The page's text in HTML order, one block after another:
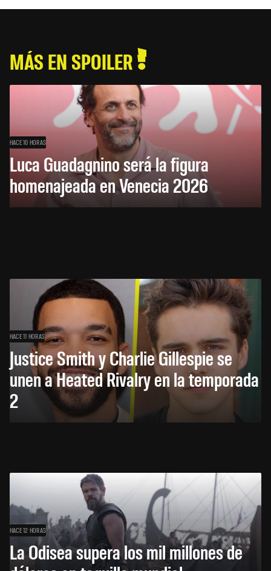
MÁS EN SPOILER
HACE 10 HORAS
Luca Guadagnino será la figura
homenajeada en Venecia 2026
HACE 11 HORAS
Justice Smith y Charlie Gillespie se
unen a Heated Rivalry en la temporada
2
HACE 12 HORAS
La Odisea supera los mil millones de